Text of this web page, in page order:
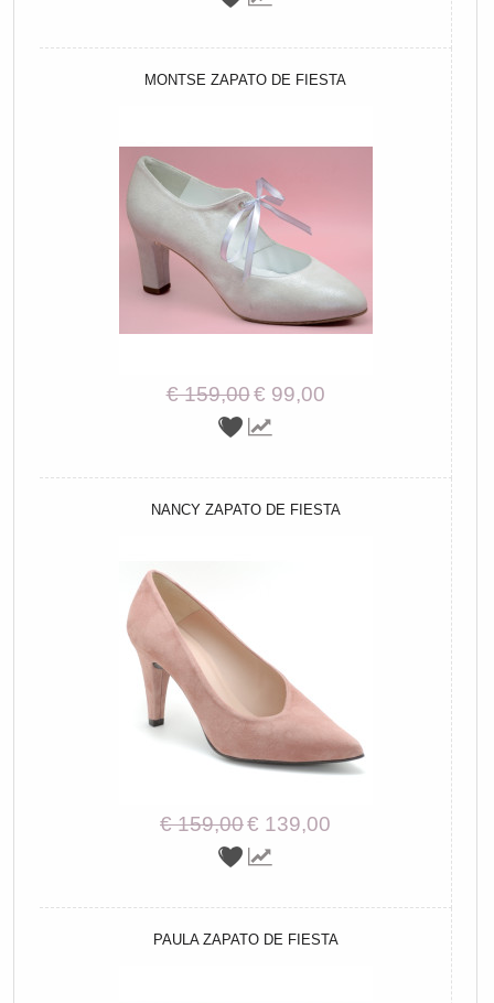
MONTSE ZAPATO DE FIESTA
€ 159,00€ 99,00
NANCY ZAPATO DE FIESTA
€ 159,00€ 139,00
PAULA ZAPATO DE FIESTA